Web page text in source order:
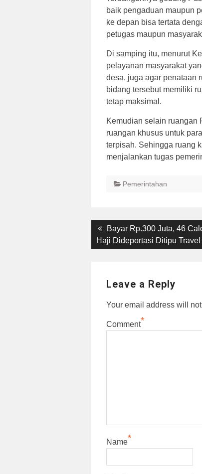
baik pengaduan maupun
ke depan bisa tertata
petugas maupun
Di samping itu, menurut
pelayanan masyarakat
desa, juga agar penataan
bidang tersebut memiliki
tetap maksimal.
Kemudian selain ruangan
ruangan khusus untuk
terpisah. Sehingga ruang
menjalankan tugas
Pemerintahan
Post
navigation
Previous
post:
Bayar Rp.300 Juta, 46
Haji Dideportasi Ditipu Travel
Leave a Reply
Your email address will
Comment*
Name*